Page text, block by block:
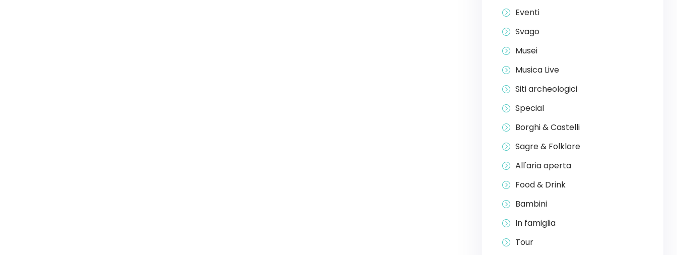
Eventi
Svago
Musei
Musica Live
Siti archeologici
Special
Borghi & Castelli
Sagre & Folklore
All'aria aperta
Food & Drink
Bambini
In famiglia
Tour